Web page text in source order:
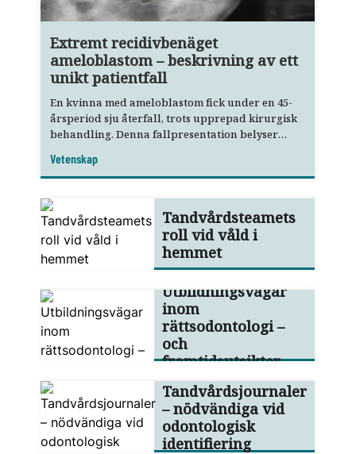
Extremt recidivbenäget
ameloblastom – beskrivning av ett
unikt patientfall
En kvinna med ameloblastom fick under en 45-
årsperiod sju återfall, trots upprepad kirurgisk
behandling. Denna fallpresentation belyser
upptäckt och remittering.
Vetenskap
Tandvårdsteamets
roll vid våld i
hemmet
Utbildningsvägar
inom
rättsodontologi –
och
framtidsutsikter
Tandvårdsjournaler
– nödvändiga vid
odontologisk
identifiering